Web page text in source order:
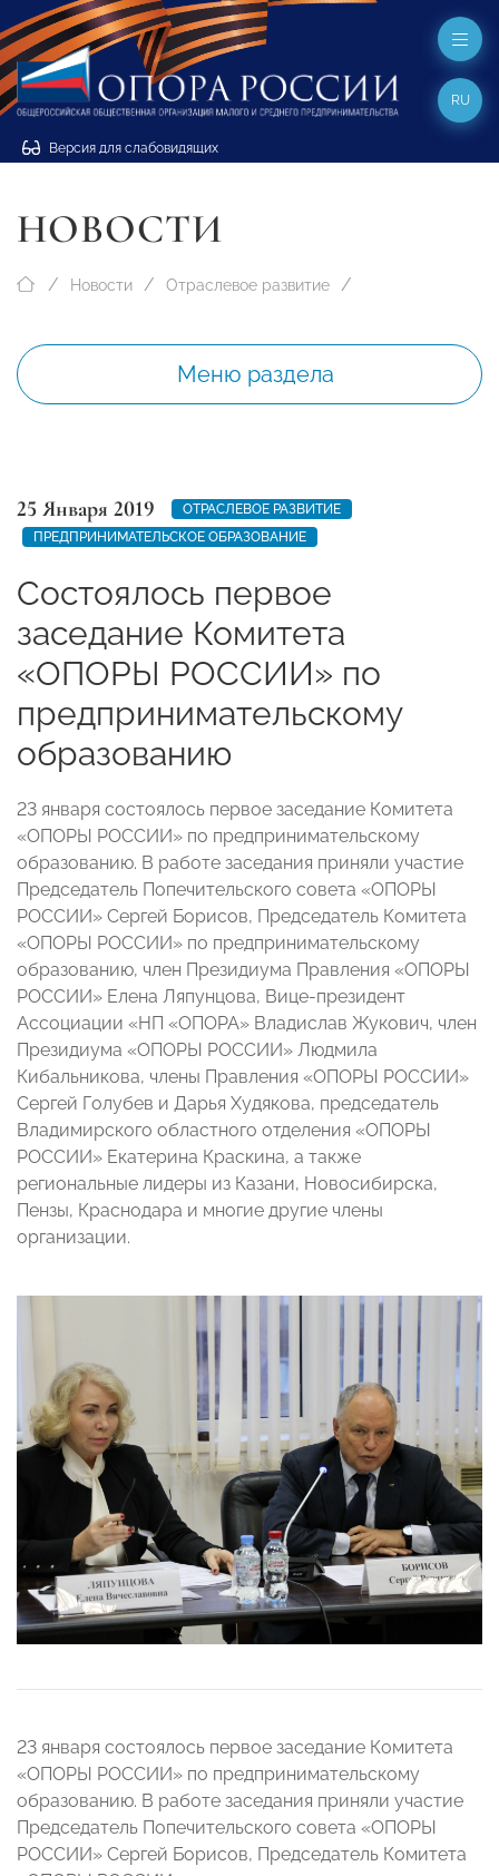
Версия для слабовидящих
RU
НОВОСТИ
Новости Отраслевое развитие
Меню раздела
25 Января 2019
ОТРАСЛЕВОЕ РАЗВИТИЕ
ПРЕДПРИНИМАТЕЛЬСКОЕ ОБРАЗОВАНИЕ
Состоялось первое
заседание Комитета
«ОПОРЫ РОССИИ» по
предпринимательскому
образованию
23 января состоялось первое заседание Комитета
«ОПОРЫ РОССИИ» по предпринимательскому
образованию. В работе заседания приняли участие
Председатель Попечительского совета «ОПОРЫ
РОССИИ» Сергей Борисов, Председатель Комитета
«ОПОРЫ РОССИИ» по предпринимательскому
образованию, член Президиума Правления «ОПОРЫ
РОССИИ» Елена Ляпунцова, Вице-президент
Ассоциации «НП «ОПОРА» Владислав Жукович, член
Президиума «ОПОРЫ РОССИИ» Людмила
Кибальникова, члены Правления «ОПОРЫ РОССИИ»
Сергей Голубев и Дарья Худякова, председатель
Владимирского областного отделения «ОПОРЫ
РОССИИ» Екатерина Краскина, а также
региональные лидеры из Казани, Новосибирска,
Пензы, Краснодара и многие другие члены
организации.
23 января состоялось первое заседание Комитета
«ОПОРЫ РОССИИ» по предпринимательскому
образованию. В работе заседания приняли участие
Председатель Попечительского совета «ОПОРЫ
РОССИИ» Сергей Борисов, Председатель Комитета